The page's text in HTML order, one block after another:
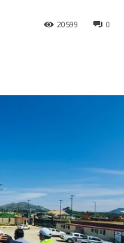
0
20599